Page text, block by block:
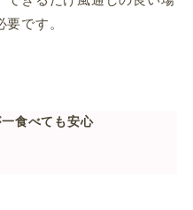
です。
食べても安心